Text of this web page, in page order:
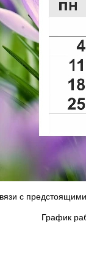
с
График